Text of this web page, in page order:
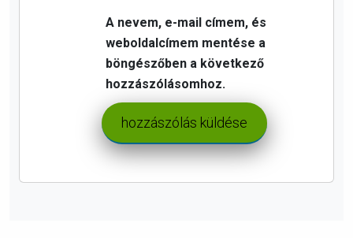
A nevem, e-mail címem, és
weboldalcímem mentése a
böngészőben a következő
hozzászólásomhoz.